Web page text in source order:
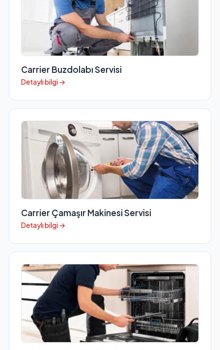
Carrier Buzdolabı Servisi
Detaylı bilgi →
Carrier Çamaşır Makinesi Servisi
Detaylı bilgi →